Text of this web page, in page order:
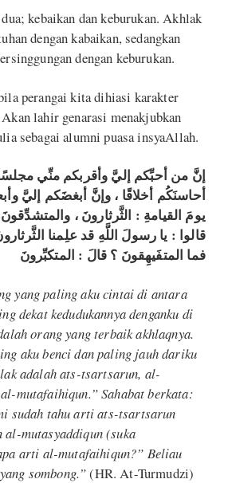
kebaikan dan keburukan. Akhlak
dengan kabaikan, sedangkan
dengan keburukan.
perangai kita dihiasi karakter
lahir genarasi menakjubkan
sebagai alumni puasa insyaAllah.
إنَّ من أحبِّكم إليَّ وأقربكم منِّي
أحاسنَكُم أخلاقًا ، وإنَّ أبغضَكم إليَّ
يومَ القيامةِ : الثَّرثارونَ ،
قالوا : يا رسولَ اللَّهِ قد علِمنا
فما المتفَيهِقونَ ؟ قالَ : المتكبِّرونَ
yang paling aku cintai di antara
dekat kedudukannya denganku di
orang yang terbaik akhlaqnya.
aku benci dan paling jauh dariku
adalah ats-tsartsarun, al-
mutafaihiqun.” Sahabat berkata:
sudah tahu arti ats-tsartsarun
al-mutasyaddiqun (suka
arti al-mutafaihiqun?” Beliau
sombong.”(HR. At-Turmudzi)